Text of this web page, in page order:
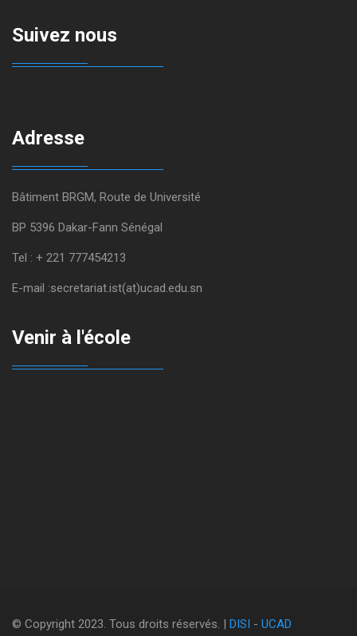
Suivez nous
Adresse
Bâtiment BRGM, Route de Université
BP 5396 Dakar-Fann Sénégal
Tel : + 221 777454213
E-mail :secretariat.ist(at)ucad.edu.sn
Venir à l'école
© Copyright 2023. Tous droits réservés. | DISI - UCAD